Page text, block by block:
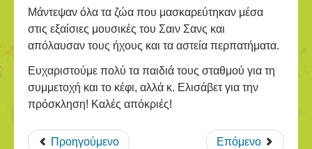
Μάντεψαν όλα τα ζώα που μασκαρεύτηκαν μέσα
στις εξαίσιες μουσικές του Σαιν Σανς και
απόλαυσαν τους ήχους και τα αστεία περπατήματα.
Ευχαριστούμε πολύ τα παιδιά τους σταθμού για τη
συμμετοχή και το κέφι, αλλά κ. Ελισάβετ για την
πρόσκληση! Καλές απόκριές!
Προηγούμενο Επόμενο